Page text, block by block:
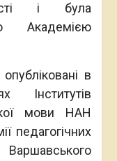
і була
Академією
в
Інститутів
мови НАН
педагогічних